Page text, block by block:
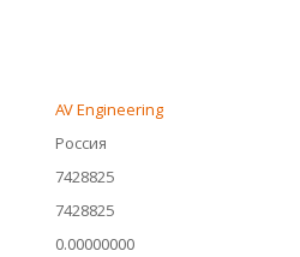
AV Engineering
Россия
7428825
7428825
0.00000000